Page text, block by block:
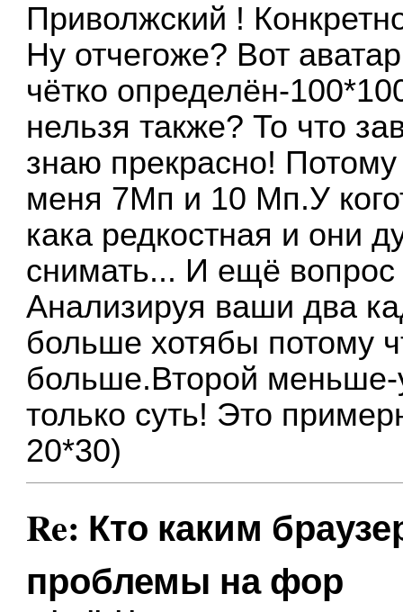
Приволжский !
Ну отчегоже? Вот
чётко определён-
нельзя также? То что
знаю прекрасно!
меня 7Мп и 10 Мп.У
кака редкостная и они
снимать... И ещё
Анализируя ваши два
больше хотябы потому
больше.Второй
только суть! Это
20*30)
Re: Кто каким
проблемы на фор